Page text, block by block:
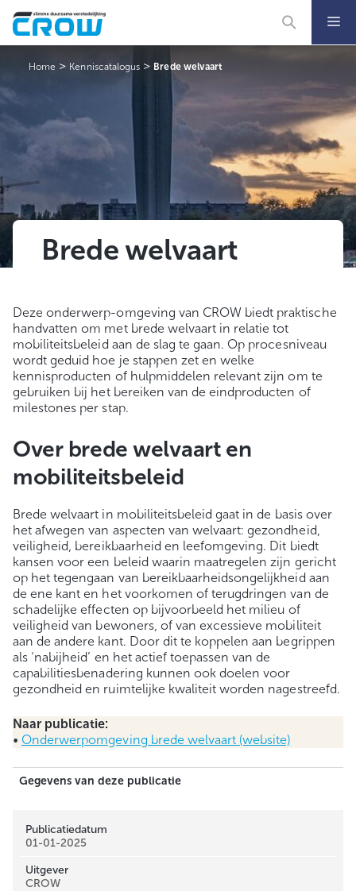
naar
de
Home > Kenniscatalogus > Brede welvaart
Brede welvaart
Deze onderwerp-omgeving van CROW biedt praktische
handvatten om met brede welvaart in relatie tot
mobiliteitsbeleid aan de slag te gaan. Op procesniveau
wordt geduid hoe je stappen zet en welke
kennisproducten of hulpmiddelen relevant zijn om te
gebruiken bij het bereiken van de eindproducten of
milestones per stap.
Over brede welvaart en
mobiliteitsbeleid
Brede welvaart in mobiliteitsbeleid gaat in de basis over
het afwegen van aspecten van welvaart: gezondheid,
veiligheid, bereikbaarheid en leefomgeving. Dit biedt
kansen voor een beleid waarin maatregelen zijn gericht
op het tegengaan van bereikbaarheidsongelijkheid aan
de ene kant en het voorkomen of terugdringen van de
schadelijke effecten op bijvoorbeeld het milieu of
veiligheid van bewoners, of van excessieve mobiliteit
aan de andere kant. Door dit te koppelen aan begrippen
als ‘nabijheid’ en het actief toepassen van de
capabilitiesbenadering kunnen ook doelen voor
gezondheid en ruimtelijke kwaliteit worden nagestreefd.
Naar publicatie:
• Onderwerpomgeving brede welvaart (website)
Gegevens van deze publicatie
Publicatiedatum
01-01-2025
Uitgever
CROW